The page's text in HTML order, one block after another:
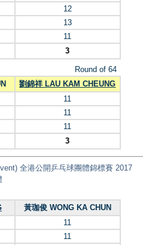
12
13
11
3
Round of 64
劉錦祥 LAU KAM CHEUNG
11
11
11
3
全港公開乒乓球團體錦標賽 2017
黃珈俊 WONG KA CHUN
11
11